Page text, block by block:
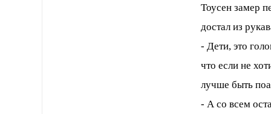
Тоусен замер
достал из
- Дети, это
что если не
лучше быть
- А со всем